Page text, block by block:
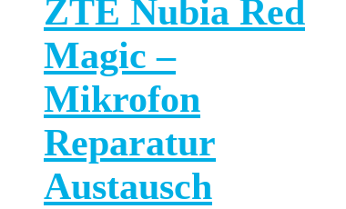
ZTE Nubia Red
Magic –
Mikrofon
Reparatur
Austausch